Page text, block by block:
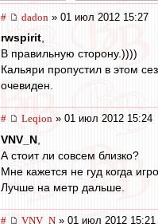
# dadon » 01 июл 2012 15:27
rwspirit,
В правильную сторону.))))
Кальяри пропустил в этом
очевиден.
# Leqion » 01 июл 2012 15:24
VNV_N
А стоит ли совсем близко?
Мне кажется не гуд когда
Лучше на метр дальше.
# VNV_N » 01 июл 2012 15:21